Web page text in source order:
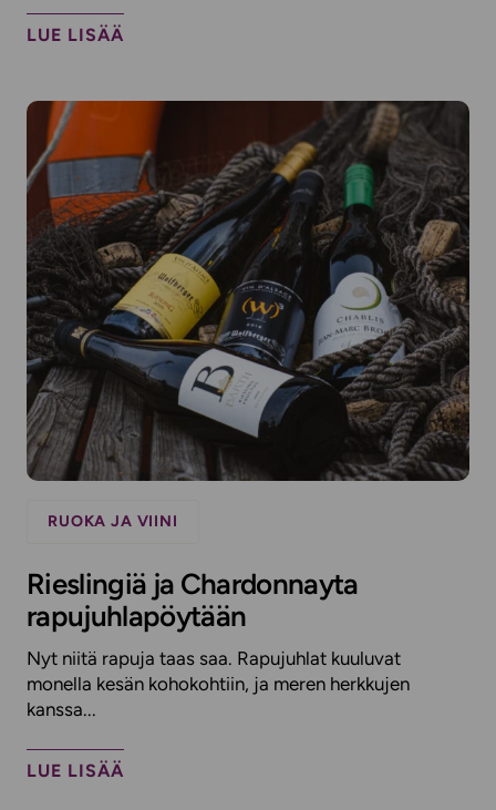
LUE LISÄÄ
RUOKA JA VIINI
Rieslingiä ja Chardonnayta
rapujuhlapöytään
Nyt niitä rapuja taas saa. Rapujuhlat kuuluvat
monella kesän kohokohtiin, ja meren herkkujen
kanssa...
LUE LISÄÄ